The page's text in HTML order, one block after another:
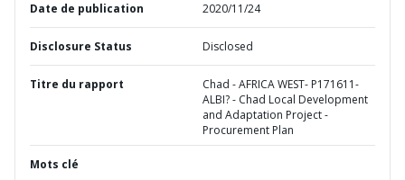
Date de publication 2020/11/24
Disclosure Status Disclosed
Titre du rapport
Chad - AFRICA WEST- P171611-
ALBI? - Chad Local Development
and Adaptation Project -
Procurement Plan
Mots clé